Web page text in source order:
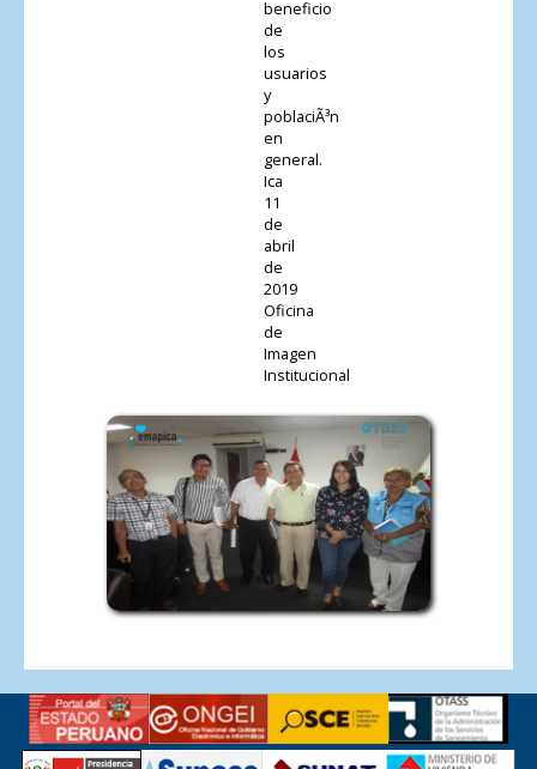
beneficio
de
los
usuarios
y
poblaciÃ³n
en
general.
Ica
11
de
abril
de
2019
Oficina
de
Imagen
Institucional